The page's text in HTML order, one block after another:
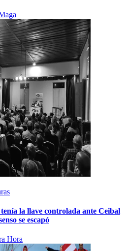
la llave controlada ante Ceibal
se escapó
Hora